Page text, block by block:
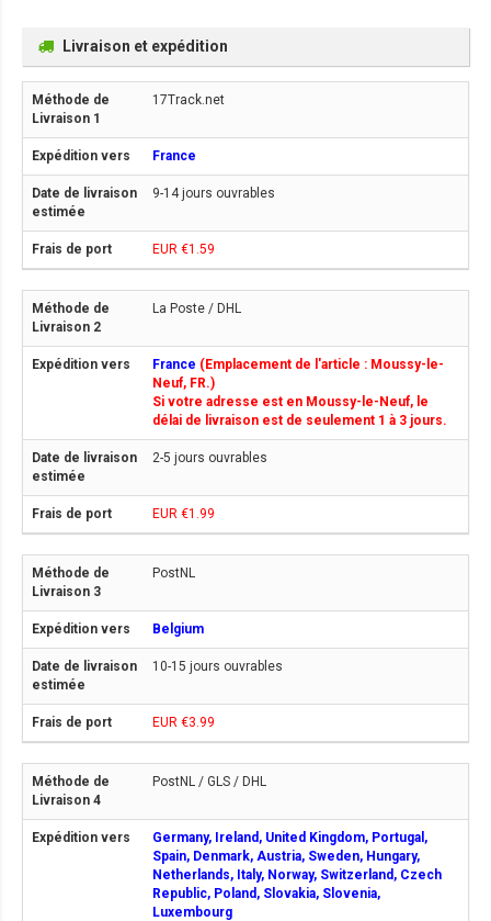
Livraison et expédition
17Track.net
France
9-14 jours ouvrables
EUR €1.59
La Poste / DHL
France (Emplacement de l'article : Moussy-le-
Neuf, FR.)
Si votre adresse est en Moussy-le-Neuf, le
délai de livraison est de seulement 1 à 3 jours.
2-5 jours ouvrables
EUR €1.99
PostNL
Belgium
10-15 jours ouvrables
EUR €3.99
PostNL / GLS / DHL
Germany, Ireland, United Kingdom, Portugal,
Spain, Denmark, Austria, Sweden, Hungary,
Netherlands, Italy, Norway, Switzerland, Czech
Republic, Poland, Slovakia, Slovenia,
Luxembourg